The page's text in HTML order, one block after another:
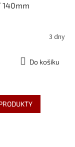
3 dny
Do košíku